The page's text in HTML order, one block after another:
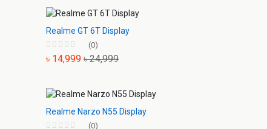
Realme GT 6T Display
(0)
৳ 14,999 ৳ 24,999
Realme Narzo N55 Display
(0)